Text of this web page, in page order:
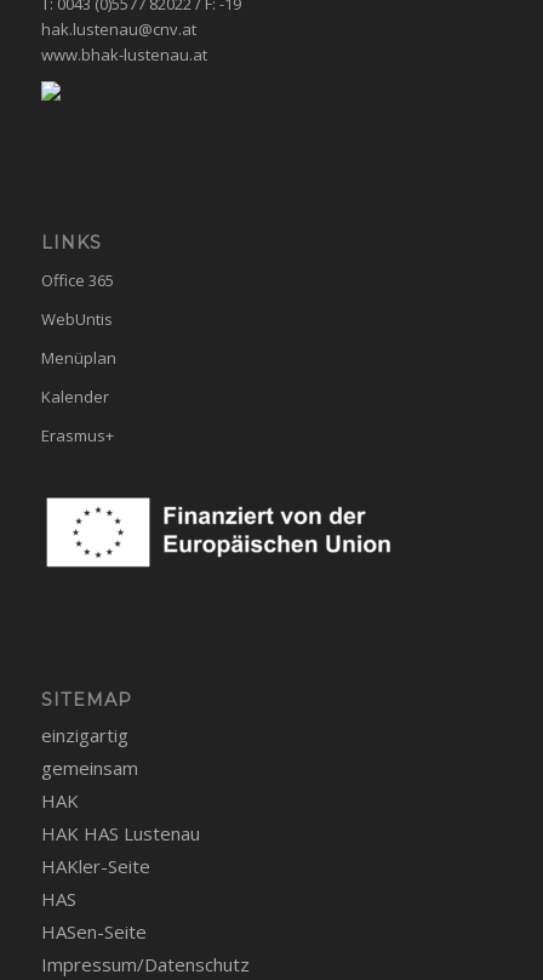
hak.lustenau@cnv.at
www.bhak-lustenau.at
LINKS
Office 365
WebUntis
Menüplan
Kalender
Erasmus+
SITEMAP
einzigartig
gemeinsam
HAK
HAK HAS Lustenau
HAKler-Seite
HAS
HASen-Seite
Impressum/Datenschutz